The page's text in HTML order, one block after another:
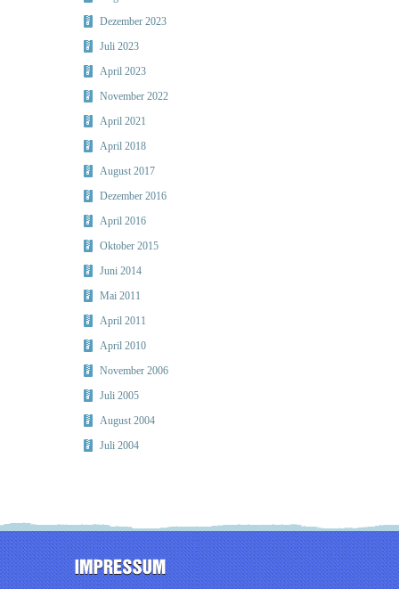
Dezember 2023
Juli 2023
April 2023
November 2022
April 2021
April 2018
August 2017
Dezember 2016
April 2016
Oktober 2015
Juni 2014
Mai 2011
April 2011
April 2010
November 2006
Juli 2005
August 2004
Juli 2004